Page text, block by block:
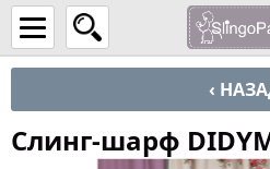
‹
Слинг-шарф